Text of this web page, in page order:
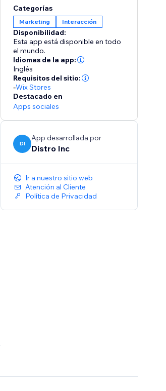
Categorías
Marketing Interacción
Disponibilidad:
Esta app está disponible en todo
el mundo.
Idiomas de la app:
Inglés
Requisitos del sitio:
-Wix Stores
Destacado en
Apps sociales
DI
App desarrollada por
Distro Inc
Ir a nuestro sitio web
Atención al Cliente
Política de Privacidad